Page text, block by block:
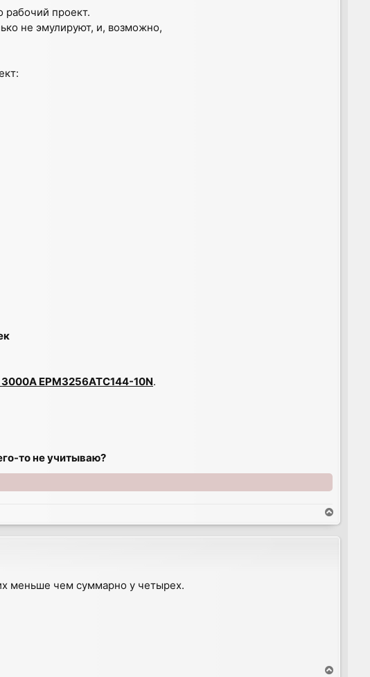
рабочий проект.
не эмулируют, и, возможно,
EPM3256ATC144-10N.
то не учитываю?
o
p
меньше чем суммарно у четырех.